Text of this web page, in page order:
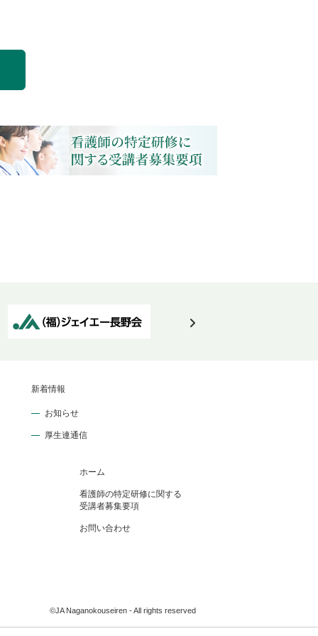
新着情報
お知らせ
厚生連通信
ホーム
看護師の特定研修に関する
受講者募集要項
お問い合わせ
©JA Naganokouseiren - All rights reserved